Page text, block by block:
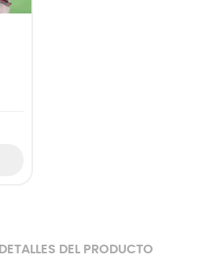
DETALLES DEL PRODUCTO